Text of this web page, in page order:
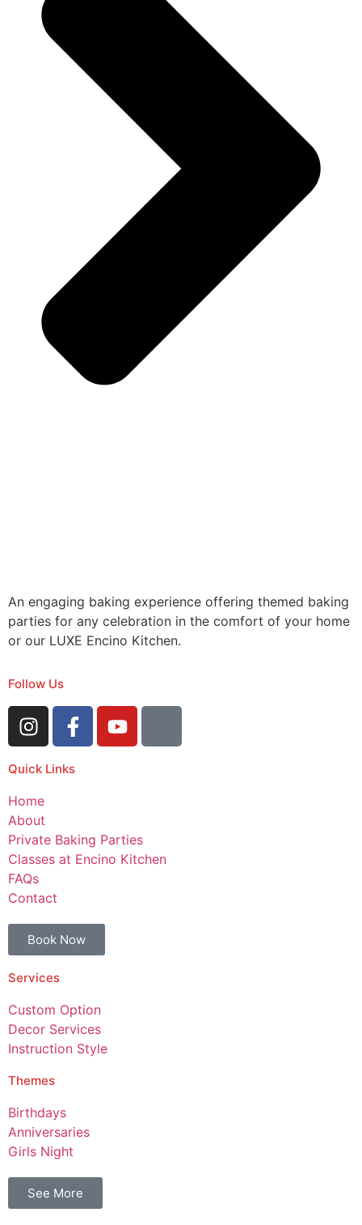
An engaging baking experience offering themed baking
parties for any celebration in the comfort of your home
or our LUXE Encino Kitchen.
Follow Us
Quick Links
Home
About
Private Baking Parties
Classes at Encino Kitchen
FAQs
Contact
Book Now
Services
Custom Option
Decor Services
Instruction Style
Themes
Birthdays
Anniversaries
Girls Night
See More